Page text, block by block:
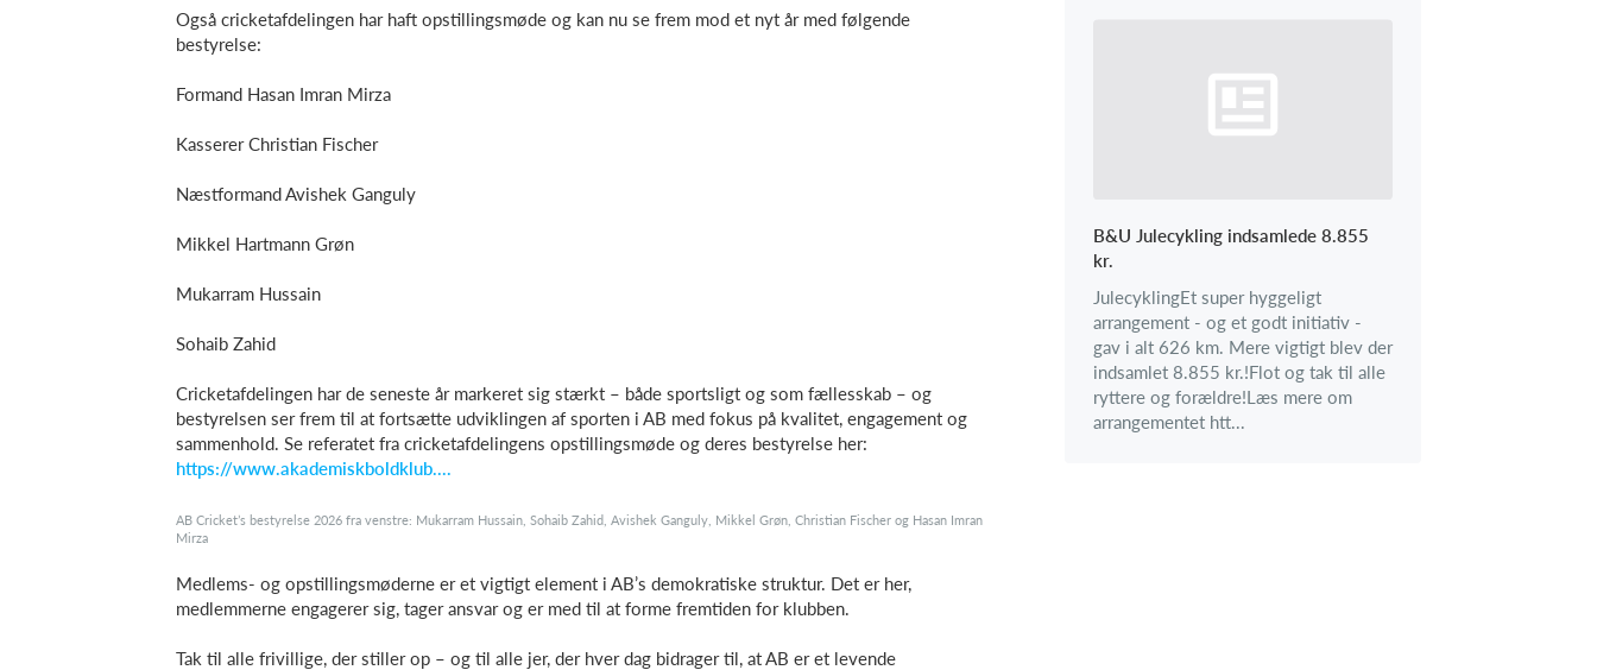
Også cricketafdelingen har haft opstillingsmøde og kan nu se frem mod et nyt år med følgende
bestyrelse:
Formand Hasan Imran Mirza
Kasserer Christian Fischer
Næstformand Avishek Ganguly
Mikkel Hartmann Grøn
Mukarram Hussain
Sohaib Zahid
Cricketafdelingen har de seneste år markeret sig stærkt – både sportsligt og som fællesskab – og
bestyrelsen ser frem til at fortsætte udviklingen af sporten i AB med fokus på kvalitet, engagement og
sammenhold. Se referatet fra cricketafdelingens opstillingsmøde og deres bestyrelse her:
https://www.akademiskboldklub....
AB Cricket’s bestyrelse 2026 fra venstre: Mukarram Hussain, Sohaib Zahid, Avishek Ganguly, Mikkel Grøn, Christian Fischer og Hasan Imran
Mirza
Medlems- og opstillingsmøderne er et vigtigt element i AB’s demokratiske struktur. Det er her,
medlemmerne engagerer sig, tager ansvar og er med til at forme fremtiden for klubben.
Tak til alle frivillige, der stiller op – og til alle jer, der hver dag bidrager til, at AB er et levende
B&U Julecykling indsamlede 8.855
kr.
JulecyklingEt super hyggeligt
arrangement - og et godt initiativ -
gav i alt 626 km. Mere vigtigt blev der
indsamlet 8.855 kr.!Flot og tak til alle
ryttere og forældre!Læs mere om
arrangementet htt...